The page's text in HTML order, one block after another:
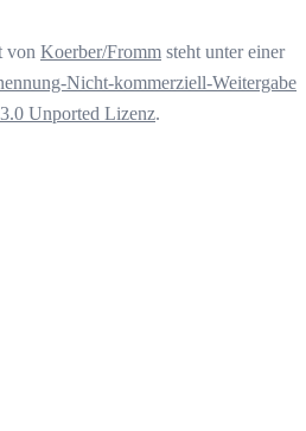
von Koerber/Fromm steht unter einer
Nicht-kommerziell-Weitergabe
Unported Lizenz.